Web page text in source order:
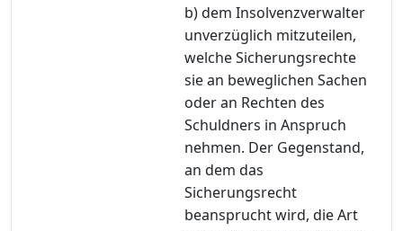
b) dem Insolvenzverwalter
unverzüglich mitzuteilen,
welche Sicherungsrechte
sie an beweglichen Sachen
oder an Rechten des
Schuldners in Anspruch
nehmen. Der Gegenstand,
an dem das
Sicherungsrecht
beansprucht wird, die Art